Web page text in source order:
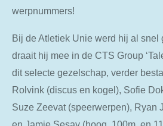
werpnummers!
Bij de Atletiek Unie werd hij al snel
draait hij mee in de CTS Group
dit selecte gezelschap, verder
Rolvink (discus en kogel), Sofie
Suze Zeevat (speerwerpen), Ryan